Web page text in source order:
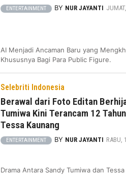
ENTERTAINMENT BY NUR JAYANTI
AI Menjadi Ancaman Baru yang
Khususnya Bagi Para Public Figure.
Selebriti Indonesia
Berawal dari Foto Editan
Tumiwa Kini Terancam 12
Tessa Kaunang
ENTERTAINMENT BY NUR JAYANTI RABU,
Drama Antara Sandy Tumiwa dan